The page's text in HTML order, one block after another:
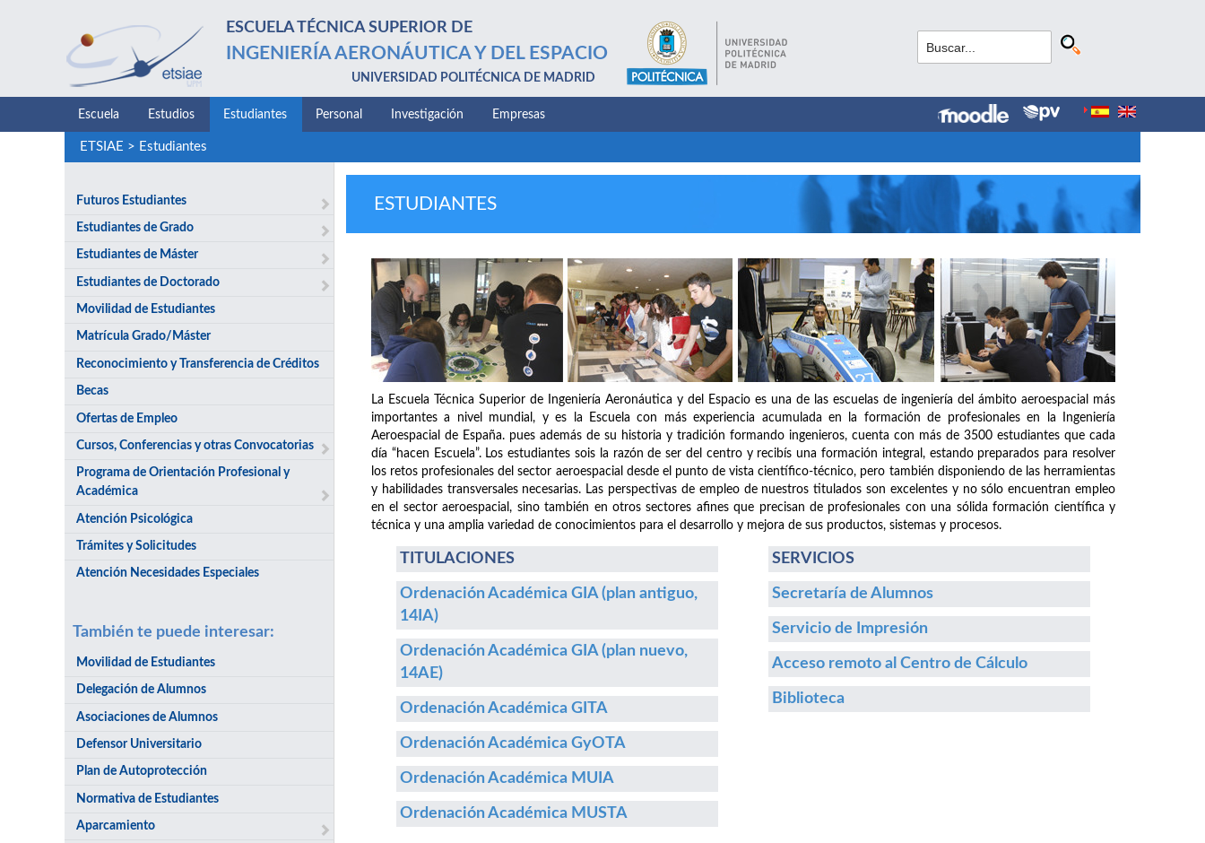
ESCUELA TÉCNICA SUPERIOR DE
INGENIERÍA AERONÁUTICA Y DEL ESPACIO
UNIVERSIDAD POLITÉCNICA DE MADRID
Escuela Estudios Estudiantes Personal Investigación Empresas
ETSIAE > Estudiantes
Futuros Estudiantes
Estudiantes de Grado
Estudiantes de Máster
Estudiantes de Doctorado
Movilidad de Estudiantes
Matrícula Grado/Máster
Reconocimiento y Transferencia de Créditos
Becas
Ofertas de Empleo
Cursos, Conferencias y otras Convocatorias
Programa de Orientación Profesional y
Académica
Atención Psicológica
Trámites y Solicitudes
Atención Necesidades Especiales
También te puede interesar:
Movilidad de Estudiantes
Delegación de Alumnos
Asociaciones de Alumnos
Defensor Universitario
Plan de Autoprotección
Normativa de Estudiantes
Aparcamiento
ESTUDIANTES
La Escuela Técnica Superior de Ingeniería Aeronáutica y del Espacio es una de las escuelas de ingeniería del ámbito aeroespacial más
importantes a nivel mundial, y es la Escuela con más experiencia acumulada en la formación de profesionales en la Ingeniería
Aeroespacial de España. pues además de su historia y tradición formando ingenieros, cuenta con más de 3500 estudiantes que cada
día “hacen Escuela”. Los estudiantes sois la razón de ser del centro y recibís una formación integral, estando preparados para resolver
los retos profesionales del sector aeroespacial desde el punto de vista científico-técnico, pero también disponiendo de las herramientas
y habilidades transversales necesarias. Las perspectivas de empleo de nuestros titulados son excelentes y no sólo encuentran empleo
en el sector aeroespacial, sino también en otros sectores afines que precisan de profesionales con una sólida formación científica y
técnica y una amplia variedad de conocimientos para el desarrollo y mejora de sus productos, sistemas y procesos.
TITULACIONES
Ordenación Académica GIA (plan antiguo,
14IA)
Ordenación Académica GIA (plan nuevo,
14AE)
Ordenación Académica GITA
Ordenación Académica GyOTA
Ordenación Académica MUIA
Ordenación Académica MUSTA
SERVICIOS
Secretaría de Alumnos
Servicio de Impresión
Acceso remoto al Centro de Cálculo
Biblioteca